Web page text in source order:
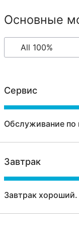
Основные
Сервис
Обслуживание по
Завтрак
Завтрак хороший.